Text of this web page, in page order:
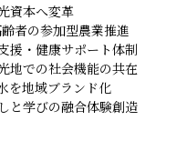
資本へ変革
者の参加型農業推進
援・健康サポート体制
地での社会機能の共在
を地域ブランド化
と学びの融合体験創造